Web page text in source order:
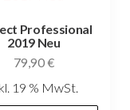
Professional
2019 Neu
79,90€
19 % MwSt.